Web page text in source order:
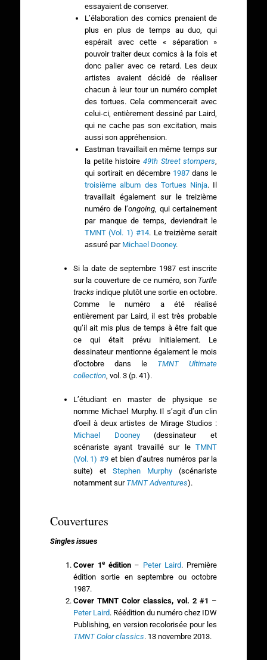
essayaient de conserver.
L’élaboration des comics prenaient de
plus en plus de temps au duo, qui
espérait avec cette « séparation »
pouvoir traiter deux comics à la fois et
donc palier avec ce retard. Les deux
artistes avaient décidé de réaliser
chacun à leur tour un numéro complet
des tortues. Cela commencerait avec
celui-ci, entièrement dessiné par Laird,
qui ne cache pas son excitation, mais
aussi son appréhension.
Eastman travaillait en même temps sur
la petite histoire49th Street stompers,
qui sortirait en décembre 1987dans le
troisième album des Tortues Ninja. Il
travaillait également sur le treizième
numéro de l’ongoing, qui certainement
par manque de temps, deviendrait le
TMNT (Vol. 1) #14. Le treizième serait
assuré par Michael Dooney.
Si la date de septembre 1987 est inscrite
sur la couverture de ce numéro, son Turtle
tracks indique plutôt une sortie en octobre.
Comme le numéro a été réalisé
entièrement par Laird, il est très probable
qu’il ait mis plus de temps à être fait que
ce qui était prévu initialement. Le
dessinateur mentionne également le mois
d’octobre dans le TMNT Ultimate
collection, vol. 3 (p. 41).
L’étudiant en master de physique se
nomme Michael Murphy. Il s’agit d’un clin
d’oeil à deux artistes de Mirage Studios :
Michael Dooney(dessinateur et
scénariste ayant travaillé sur leTMNT
(Vol. 1) #9 et bien d’autres numéros par la
suite) et Stephen Murphy (scénariste
notamment sur TMNT Adventures).
Couvertures
Singles issues
Cover 1eédition– Peter Laird. Première
édition sortie en septembre ou octobre
1987.
Cover TMNT Color classics, vol. 2 #1 –
Peter Laird. Réédition du numéro chez IDW
Publishing, en version recolorisée pour les
TMNT Color classics. 13 novembre 2013.